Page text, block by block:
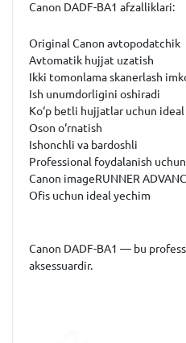
Canon DADF-BA1 afzalliklari:
Original Canon avtopodatchik
Avtomatik hujjat uzatish
Ikki tomonlama skanerlash
Ish unumdorligini oshiradi
Ko‘p betli hujjatlar uchun ideal
Oson o‘rnatish
Ishonchli va bardoshli
Professional foydalanish
Canon imageRUNNER
Ofis uchun ideal yechim
Canon DADF-BA1 — bu
aksessuardir.